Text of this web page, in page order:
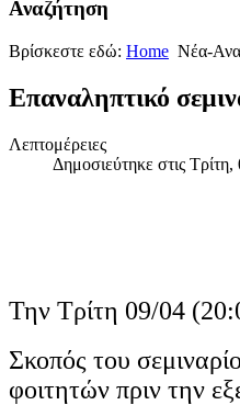
Αναζήτηση
Βρίσκεστε εδώ: Home Νέα-
Επαναληπτικό
Λεπτομέρειες
Δημοσιεύτηκε στις
Την Τρίτη 09/04
Σκοπός του
φοιτητών πριν την